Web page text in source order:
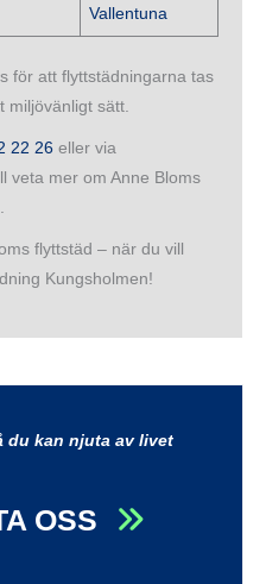
Vallentuna
för att flyttstädningarna tas
miljövänligt sätt.
22 26 eller via
veta mer om Anne Bloms
flyttstäd – när du vill
Kungsholmen!
du kan njuta av livet
OSS